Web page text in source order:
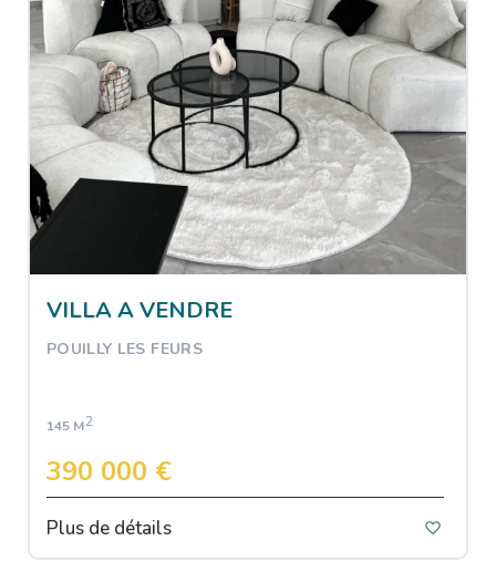
VILLA A VENDRE
POUILLY LES FEURS
145 M2
390 000 €
Plus de détails